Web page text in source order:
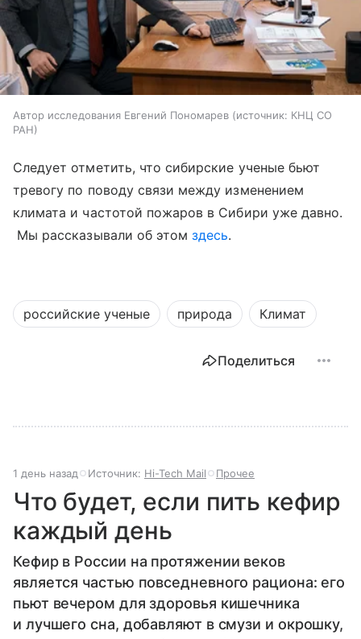
Автор исследования Евгений Пономарев источник: КНЦ СО
РАН
Следует отметить, что сибирские ученые бьют
тревогу по поводу связи между изменением
климата и частотой пожаров в Сибири уже давно.
Мы рассказывали об этомздесь.
российские ученые природа Климат
Поделиться
1 день назад Источник: Hi-Tech Mail Прочее
Что будет, если пить кефир
каждый день
Кефир в России на протяжении веков
является частью повседневного рациона: его
пьют вечером для здоровья кишечника
и лучшего сна, добавляют в смузи и окрошку,